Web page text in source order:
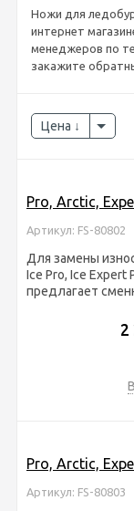
Ножи для
интернет
менеджеров по
закажите
Цена
Pro, Arctic,
Артикул: FS-80802
Для замены
Ice Pro, Ice Expert
предлагает
2
Pro, Arctic,
Артикул: FS-80803